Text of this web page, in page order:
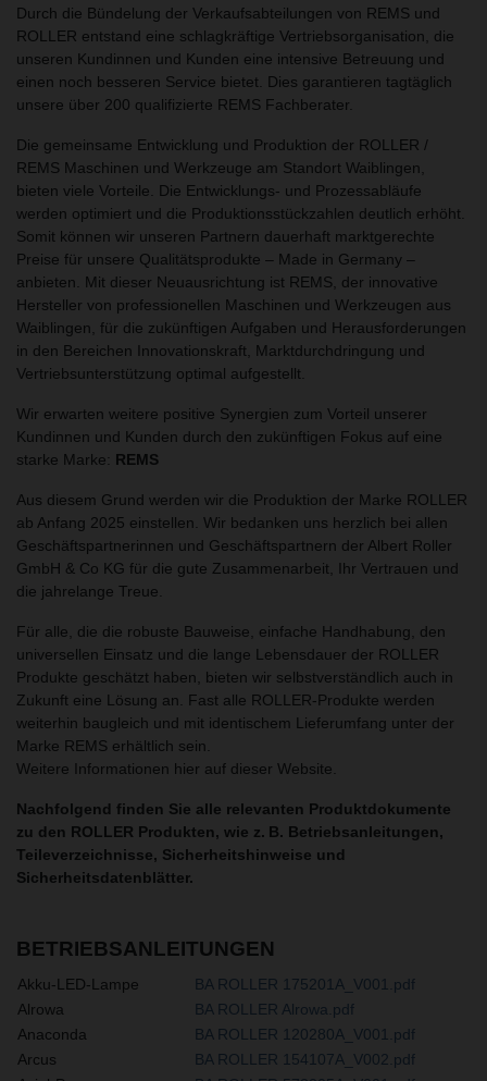
Durch die Bündelung der Verkaufsabteilungen von REMS und
ROLLER entstand eine schlagkräftige Vertriebsorganisation, die
unseren Kundinnen und Kunden eine intensive Betreuung und
einen noch besseren Service bietet. Dies garantieren tagtäglich
unsere über 200 qualifizierte REMS Fachberater.
Die gemeinsame Entwicklung und Produktion der ROLLER /
REMS Maschinen und Werkzeuge am Standort Waiblingen,
bieten viele Vorteile. Die Entwicklungs- und Prozessabläufe
werden optimiert und die Produktionsstückzahlen deutlich erhöht.
Somit können wir unseren Partnern dauerhaft marktgerechte
Preise für unsere Qualitätsprodukte – Made in Germany –
anbieten. Mit dieser Neuausrichtung ist REMS, der innovative
Hersteller von professionellen Maschinen und Werkzeugen aus
Waiblingen, für die zukünftigen Aufgaben und Herausforderungen
in den Bereichen Innovationskraft, Marktdurchdringung und
Vertriebsunterstützung optimal aufgestellt.
Wir erwarten weitere positive Synergien zum Vorteil unserer
Kundinnen und Kunden durch den zukünftigen Fokus auf eine
starke Marke: REMS
Aus diesem Grund werden wir die Produktion der Marke ROLLER
ab Anfang 2025 einstellen. Wir bedanken uns herzlich bei allen
Geschäftspartnerinnen und Geschäftspartnern der Albert Roller
GmbH & Co KG für die gute Zusammenarbeit, Ihr Vertrauen und
die jahrelange Treue.
Für alle, die die robuste Bauweise, einfache Handhabung, den
universellen Einsatz und die lange Lebensdauer der ROLLER
Produkte geschätzt haben, bieten wir selbstverständlich auch in
Zukunft eine Lösung an. Fast alle ROLLER-Produkte werden
weiterhin baugleich und mit identischem Lieferumfang unter der
Marke REMS erhältlich sein.
Weitere Informationen hier auf dieser Website.
Nachfolgend finden Sie alle relevanten Produktdokumente
zu den ROLLER Produkten, wie z. B. Betriebsanleitungen,
Teileverzeichnisse, Sicherheitshinweise und
Sicherheitsdatenblätter.
BETRIEBSANLEITUNGEN
Akku-LED-Lampe
BA ROLLER 175201A_V001.pdf
Alrowa
BA ROLLER Alrowa.pdf
Anaconda
BA ROLLER 120280A_V001.pdf
Arcus
BA ROLLER 154107A_V002.pdf